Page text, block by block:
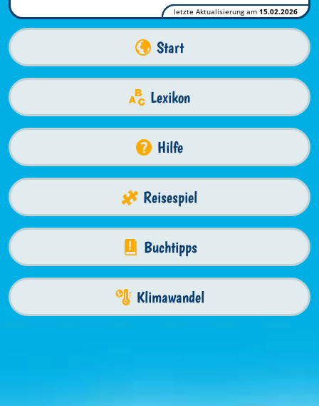
letzte Aktualisierung am 15.02.2026
Start
Lexikon
Hilfe
Reisespiel
Buchtipps
Klimawandel